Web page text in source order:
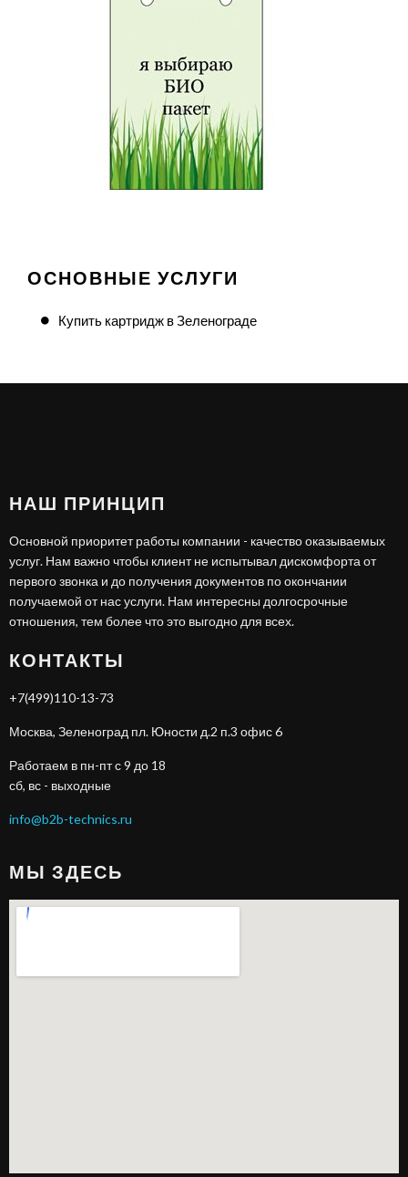
ОСНОВНЫЕ УСЛУГИ
Купить картридж в Зеленограде
НАШ ПРИНЦИП
Основной приоритет работы компании - качество оказываемых
услуг. Нам важно чтобы клиент не испытывал дискомфорта от
первого звонка и до получения документов по окончании
получаемой от нас услуги. Нам интересны долгосрочные
отношения, тем более что это выгодно для всех.
КОНТАКТЫ
+7(499)110-13-73
Москва, Зеленоград пл. Юности д.2 п.3 офис 6
Работаем в пн-пт с 9 до 18
сб, вс - выходные
info@b2b-technics.ru
МЫ ЗДЕСЬ